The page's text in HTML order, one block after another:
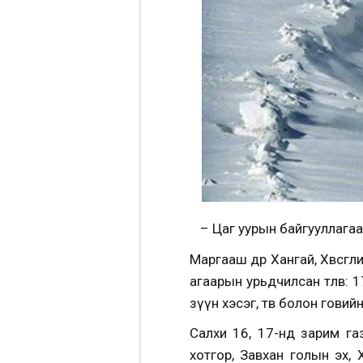
– Цаг уурын
Маргааш өдөр Хангай,
агаарын урьдчилсан
зүүн хэсэг, төв болон
Салхи 16, 17-нд зарим
хотгор, Завхан голын эх,